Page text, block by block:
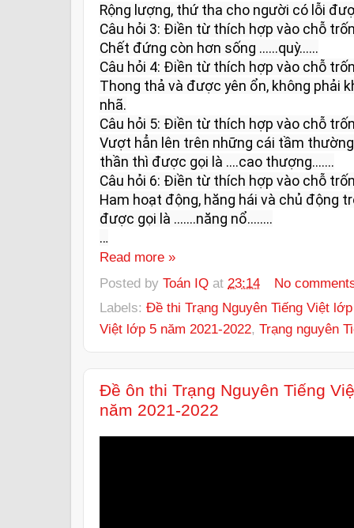
Rộng lượng, thứ tha cho người có lỗi
Câu hỏi 3: Điền từ thích hợp vào chỗ
Chết đứng còn hơn sống ......quỳ......
Câu hỏi 4: Điền từ thích hợp vào chỗ
Thong thả và được yên ổn, không phải
nhã.
Câu hỏi 5: Điền từ thích hợp vào chỗ
Vượt hẳn lên trên những cái tầm
thần thì được gọi là ....cao thượng.......
Câu hỏi 6: Điền từ thích hợp vào chỗ
Ham hoạt động, hăng hái và chủ động
được gọi là .......năng nổ........
…
Read more »
Posted by Toán IQ at 23:14
No
Labels: Đề thi Trạng Nguyên Tiếng Việt
Việt lớp 5 năm 2021-2022, Trạng nguyên
Đề ôn thi Trạng Nguyên Tiếng
năm 2021-2022